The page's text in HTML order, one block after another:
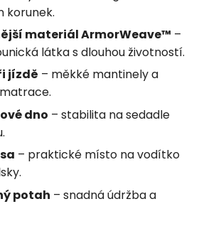
korunek.
materiál ArmorWeave™ –
látka s dlouhou životností.
jízdě – měkké mantinely a
dno – stabilita na sedadle
– praktické místo na vodítko
potah – snadná údržba a